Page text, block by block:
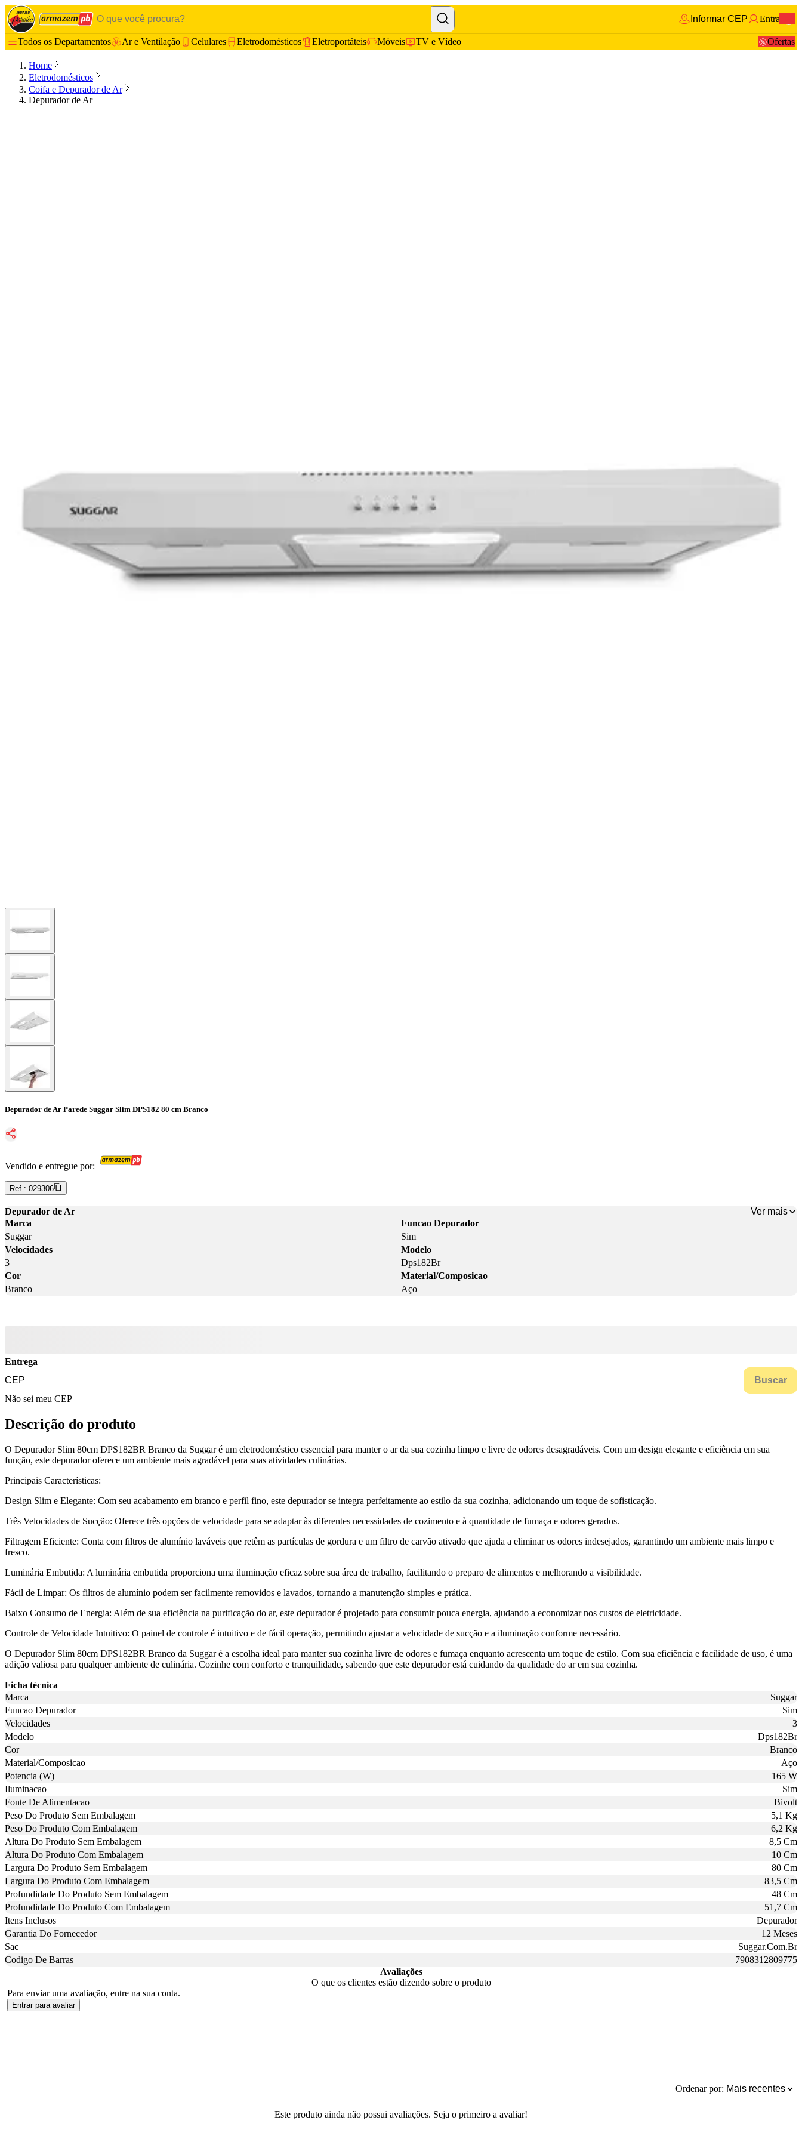
Informar CEP Entrar
Todos os Departamentos Ar e Ventilação Celulares Eletrodomésticos Eletroportáteis Móveis TV e Vídeo Ofertas
Home
Eletrodomésticos
Coifa e Depurador de Ar
Depurador de Ar
Depurador de Ar Parede Suggar Slim DPS182 80 cm Branco
Vendido e entregue por:
Ref.: 029306
Depurador de Ar
Ver mais
Marca
Suggar
Funcao Depurador
Sim
Velocidades
3
Modelo
Dps182Br
Cor
Branco
Material/Composicao
Aço
Entrega
Buscar
Não sei meu CEP
Descrição do produto
O Depurador Slim 80cm DPS182BR Branco da Suggar é um eletrodoméstico essencial para manter o ar da sua cozinha limpo e livre de odores desagradáveis. Com um design elegante e eficiência em sua
função, este depurador oferece um ambiente mais agradável para suas atividades culinárias.
Principais Características:
Design Slim e Elegante: Com seu acabamento em branco e perfil fino, este depurador se integra perfeitamente ao estilo da sua cozinha, adicionando um toque de sofisticação.
Três Velocidades de Sucção: Oferece três opções de velocidade para se adaptar às diferentes necessidades de cozimento e à quantidade de fumaça e odores gerados.
Filtragem Eficiente: Conta com filtros de alumínio laváveis que retêm as partículas de gordura e um filtro de carvão ativado que ajuda a eliminar os odores indesejados, garantindo um ambiente mais limpo e
fresco.
Luminária Embutida: A luminária embutida proporciona uma iluminação eficaz sobre sua área de trabalho, facilitando o preparo de alimentos e melhorando a visibilidade.
Fácil de Limpar: Os filtros de alumínio podem ser facilmente removidos e lavados, tornando a manutenção simples e prática.
Baixo Consumo de Energia: Além de sua eficiência na purificação do ar, este depurador é projetado para consumir pouca energia, ajudando a economizar nos custos de eletricidade.
Controle de Velocidade Intuitivo: O painel de controle é intuitivo e de fácil operação, permitindo ajustar a velocidade de sucção e a iluminação conforme necessário.
O Depurador Slim 80cm DPS182BR Branco da Suggar é a escolha ideal para manter sua cozinha livre de odores e fumaça enquanto acrescenta um toque de estilo. Com sua eficiência e facilidade de uso, é uma
adição valiosa para qualquer ambiente de culinária. Cozinhe com conforto e tranquilidade, sabendo que este depurador está cuidando da qualidade do ar em sua cozinha.
Ficha técnica
Marca
Suggar
Funcao Depurador
Sim
Velocidades
3
Modelo
Dps182Br
Cor
Branco
Material/Composicao
Aço
Potencia (W)
165 W
Iluminacao
Sim
Fonte De Alimentacao
Bivolt
Peso Do Produto Sem Embalagem
5,1 Kg
Peso Do Produto Com Embalagem
6,2 Kg
Altura Do Produto Sem Embalagem
8,5 Cm
Altura Do Produto Com Embalagem
10 Cm
Largura Do Produto Sem Embalagem
80 Cm
Largura Do Produto Com Embalagem
83,5 Cm
Profundidade Do Produto Sem Embalagem
48 Cm
Profundidade Do Produto Com Embalagem
51,7 Cm
Itens Inclusos
Depurador
Garantia Do Fornecedor
12 Meses
Sac
Suggar.Com.Br
Codigo De Barras
7908312809775
Avaliações
O que os clientes estão dizendo sobre o produto
Para enviar uma avaliação, entre na sua conta.
Entrar para avaliar
Ordenar por:
Este produto ainda não possui avaliações. Seja o primeiro a avaliar!